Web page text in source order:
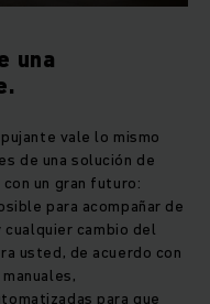
una
vale lo mismo
de una solución de
un gran futuro:
para acompañar de
cambio del
usted, de acuerdo con
para que